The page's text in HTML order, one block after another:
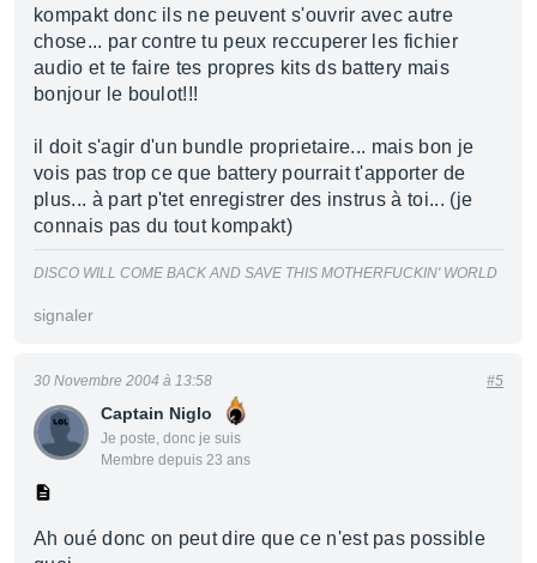
kompakt donc ils ne peuvent s'ouvrir avec autre
chose... par contre tu peux reccuperer les fichier
audio et te faire tes propres kits ds battery mais
bonjour le boulot!!!
il doit s'agir d'un bundle proprietaire... mais bon je
vois pas trop ce que battery pourrait t'apporter de
plus... à part p'tet enregistrer des instrus à toi... (je
connais pas du tout kompakt)
DISCO WILL COME BACK AND SAVE THIS MOTHERFUCKIN' WORLD
signaler
Captain Niglo
Je poste, donc je suis
Membre depuis 23 ans
30 Novembre 2004 à 13:58 #5
Ah oué donc on peut dire que ce n'est pas possible